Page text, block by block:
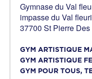
Gymnase du Val
impasse du Val fleuri
37700 St Pierre
GYM ARTISTIQUE
GYM ARTISTIQUE
GYM POUR TOUS,